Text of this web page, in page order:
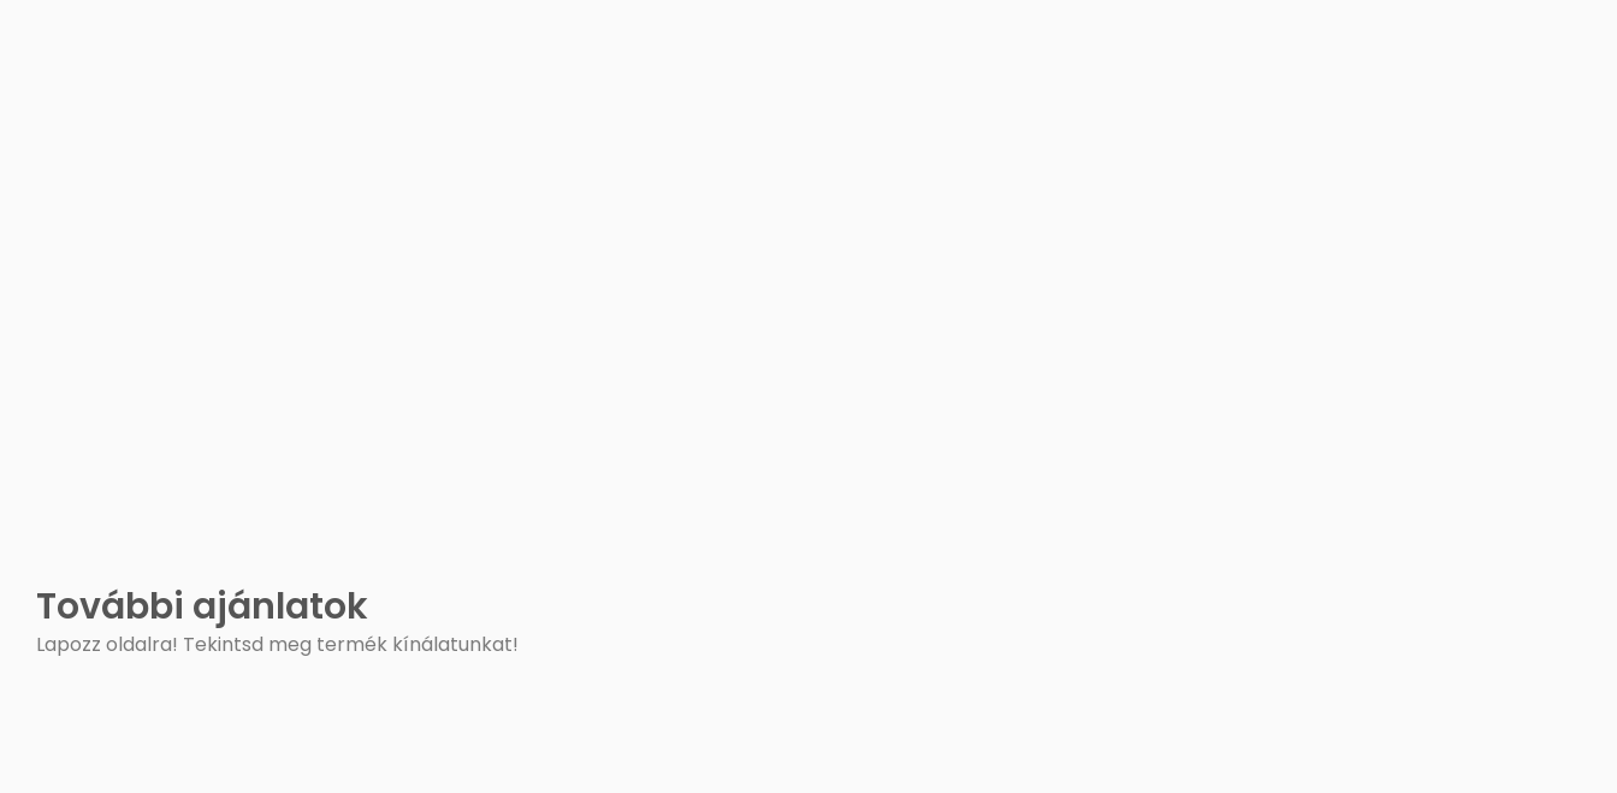
További ajánlatok
Lapozz oldalra! Tekintsd meg termék kínálatunkat!